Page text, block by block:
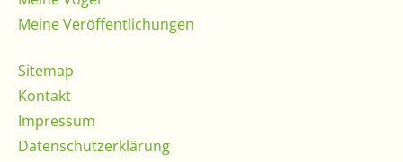
Meine Veröffentlichungen
Sitemap
Kontakt
Impressum
Datenschutzerklärung